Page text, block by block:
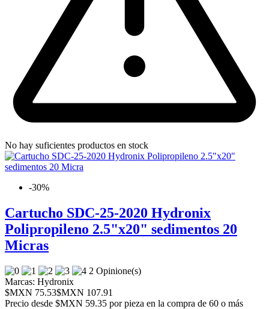
No hay suficientes productos en stock
-30%
Cartucho SDC-25-2020 Hydronix
Polipropileno 2.5"x20" sedimentos 20
Micras
2 Opinione(s)
Marcas: Hydronix
$MXN 75.53$MXN 107.91
Precio desde $MXN 59.35 por pieza en la compra de 60 o más